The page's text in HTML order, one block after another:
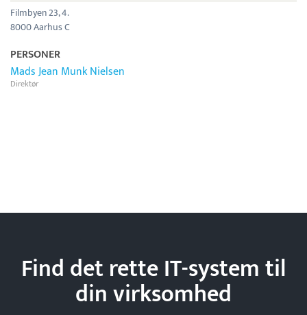
Filmbyen 23, 4.
8000 Aarhus C
PERSONER
Mads Jean Munk Nielsen
Direktør
Find det rette IT-system til
dinvirksomhed